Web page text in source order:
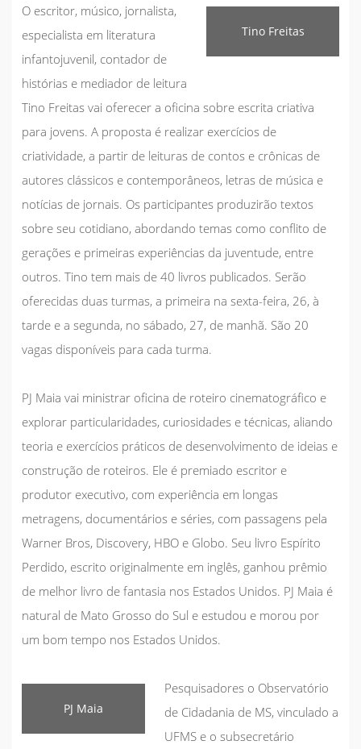
Tino Freitas
O escritor, músico, jornalista,
especialista em literatura
infantojuvenil, contador de
histórias e mediador de leitura
Tino Freitas vai oferecer a oficina sobre escrita criativa
para jovens. A proposta é realizar exercícios de
criatividade, a partir de leituras de contos e crônicas de
autores clássicos e contemporâneos, letras de música e
notícias de jornais. Os participantes produzirão textos
sobre seu cotidiano, abordando temas como conflito de
gerações e primeiras experiências da juventude, entre
outros. Tino tem mais de 40 livros publicados. Serão
oferecidas duas turmas, a primeira na sexta-feira, 26, à
tarde e a segunda, no sábado, 27, de manhã. São 20
vagas disponíveis para cada turma.
PJ Maia vai ministrar oficina de roteiro cinematográfico e
explorar particularidades, curiosidades e técnicas, aliando
teoria e exercícios práticos de desenvolvimento de ideias e
construção de roteiros. Ele é premiado escritor e
produtor executivo, com experiência em longas
metragens, documentários e séries, com passagens pela
Warner Bros, Discovery, HBO e Globo. Seu livro Espírito
Perdido, escrito originalmente em inglês, ganhou prêmio
de melhor livro de fantasia nos Estados Unidos. PJ Maia é
natural de Mato Grosso do Sul e estudou e morou por
um bom tempo nos Estados Unidos.
PJ Maia
Pesquisadores o Observatório
de Cidadania de MS, vinculado a
UFMS e o subsecretário